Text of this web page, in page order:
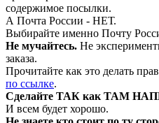
содержимое посылки.
А Почта России - НЕТ.
Выбирайте именно Почту
Не мучайтесь. Не
заказа.
Прочитайте как это делать
по ссылке.
Сделайте ТАК как ТАМ
И всем будет хорошо.